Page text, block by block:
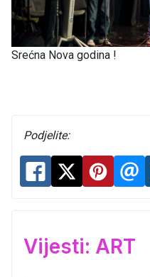
Srećna Nova godina !
Podjelite:
Vijesti: ART